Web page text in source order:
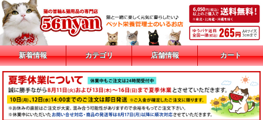
新着情報 カテゴリ 店舗情報 カート